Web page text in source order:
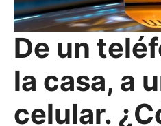
De un
la casa, a
celular.